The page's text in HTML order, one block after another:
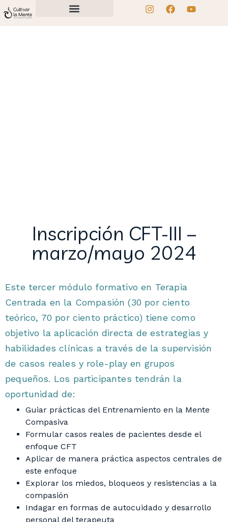
Inscripción CFT-III –
marzo/mayo 2024
Este tercer módulo formativo en Terapia
Centrada en la Compasión (30 por ciento
teórico, 70 por ciento práctico) tiene como
objetivo la aplicación directa de estrategias y
habilidades clínicas a través de la supervisión
de casos reales y role-play en grupos
pequeños. Los participantes tendrán la
oportunidad de:
Guiar prácticas del Entrenamiento en la Mente
Compasiva
Formular casos reales de pacientes desde el
enfoque CFT
Aplicar de manera práctica aspectos centrales de
este enfoque
Explorar los miedos, bloqueos y resistencias a la
compasión
Indagar en formas de autocuidado y desarrollo
personal del terapeuta